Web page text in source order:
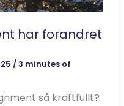
har forandret
/3 minutes of
så kraftfullt?